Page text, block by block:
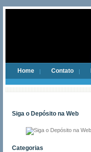
Home Contato
Siga o Depósito na Web
Categorias